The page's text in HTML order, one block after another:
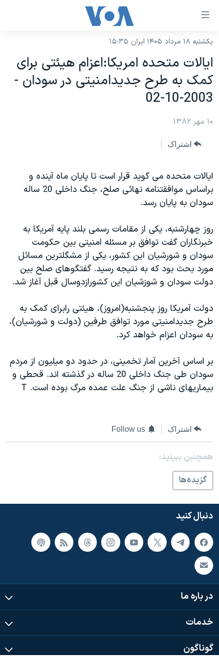
لینکهای
دسترسی
جهش
به
محتوای
اصلی
به
صفحه
به
جستجو
نسخه سبک وب‌سایت
موضوع ها
آمریکا
جهان
گزیده‌ها
ویژه برنامه‌ها
فرهنگ و زندگی
حقوق شهروندی
علم و فناوری
گالری عکس
آرشیو پخش زنده
برنامه های تلویزیونی
جدول برنامه ها
صفحه‌های ویژه
عملیات خشم حماسی
۲۵۰سالگی آمریکا
مستندها
انتخابات ریاست جمهوری آمریکا ۲۰۲۴
حمله جمهوری اسلامی به اسرائیل
رمز مهسا
اعتراضات زن، زندگی، آزادی
مجموعه مستندهای دادخواهی
دادگاه حمید نوری
چهل سال گروگان‌گیری
اسرائیل در جنگ
نرگس محمدی برنده جایزه نوبل صلح
همایش محافظه‌کاران آمریکا «سی‌پک»
سفر پرزیدنت ترامپ به چین
پخش رادیویی
یادگیری زبان انگلیسی
دنبال کنید
یکشنبه ۱۸ مرداد ۱۴۰۵ ایران ۱۵:۳۵
ايالات متحده امريکا:اعزام هيئتی برای
کمک به طرح جديدامنيتی در سودان -
2003-10-02
۱۰ مهر ۱۳۸۲
اشتراک
ايالات متحده می گويد قرار است تا پايان ماه آينده و
براساس موافقتنامه نهائی صلح، جنگ داخلی 20 ساله
سودان به پايان رسد.
روز چهارشنبه، يکی از مقامات رسمی بلند پايه آمريکا به
خبرنگاران گفت توافق بر مسئله امنيتی بين حکومت
سودان و شورشيان اين کشور، يکی از مشگلترين مسائل
مورد بحث بود که به نتيجه رسيد. گفتگوهای صلح بين
دولت سودان و شورَشيان اين کشورازدوسال قبل آغاز شد.
دولت آمريکا روز پنجشنبه(امروز)، هيئتی رابرای کمک به
طرح جديدامنيتی مورد توافق طرفين (دولت و شورشيان)،
به سودان اعزام خواهد کرد.
بر اساس آخرين آمار تخمينی، در حدود دو ميليون از مردم
سودان طی جنگ داخلی 20 ساله در گذشته اند. قحطی و
بيماريهای ناشی از جنگ علت عمده مرگ بوده است. T
اشتراک Follow us
همچنبن ببینید:
گزيده‌ها
دنبال کنید
در باره ما
خدمات
گوناگون